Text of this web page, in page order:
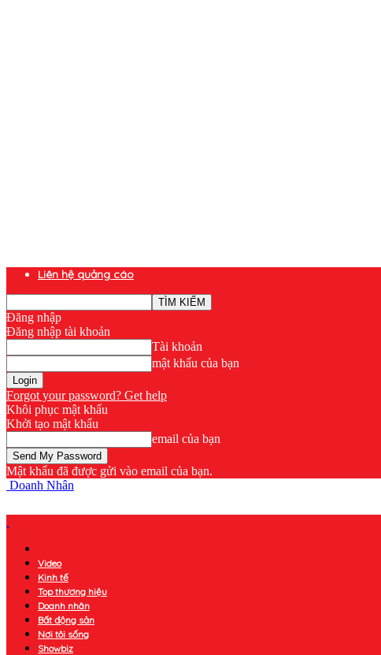
Liên hệ quảng cáo
Đăng nhập
Đăng nhập tài khoản
Tài khoản
mật khẩu của bạn
Forgot your password? Get help
Khôi phục mật khẩu
Khởi tạo mật khẩu
email của bạn
Mật khẩu đã được gửi vào email của bạn.
Doanh Nhân
Video
Kinh tế
Top thương hiệu
Doanh nhân
Bất động sản
Nơi tôi sống
Showbiz